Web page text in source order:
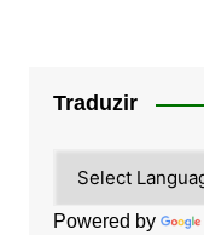
Traduzir
Powered by